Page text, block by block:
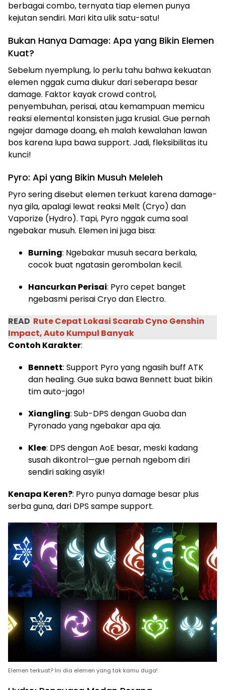
berbagai combo, ternyata tiap elemen punya
kejutan sendiri. Mari kita ulik satu-satu!
Bukan Hanya Damage: Apa yang Bikin Elemen
Kuat?
Sebelum nyemplung, lo perlu tahu bahwa kekuatan
elemen nggak cuma diukur dari seberapa besar
damage. Faktor kayak crowd control,
penyembuhan, perisai, atau kemampuan memicu
reaksi elemental konsisten juga krusial. Gue pernah
ngejar damage doang, eh malah kewalahan lawan
bos karena lupa bawa support. Jadi, fleksibilitas itu
kunci!
Pyro: Api yang Bikin Musuh Meleleh
Pyro sering disebut elemen terkuat karena damage-
nya gila, apalagi lewat reaksi Melt (Cryo) dan
Vaporize (Hydro). Tapi, Pyro nggak cuma soal
ngebakar musuh. Elemen ini juga bisa:
Burning: Ngebakar musuh secara berkala,
cocok buat ngatasin gerombolan kecil.
Hancurkan Perisai: Pyro cepet banget
ngebasmi perisai Cryo dan Electro.
READ Rute Cepat Lokasi Scarab Cyno Genshin
Impact, Auto Kumpul Banyak
Contoh Karakter:
Bennett: Support Pyro yang ngasih buff ATK
dan healing. Gue suka bawa Bennett buat bikin
tim auto-jago!
Xiangling: Sub-DPS dengan Guoba dan
Pyronado yang ngebakar apa aja.
Klee: DPS dengan AoE besar, meski kadang
susah dikontrol—gue pernah ngebom diri
sendiri saking asyik!
Kenapa Keren?: Pyro punya damage besar plus
serba guna, dari DPS sampe support.
Elemen terkuat? Ini dia elemen yang tak kamu duga!